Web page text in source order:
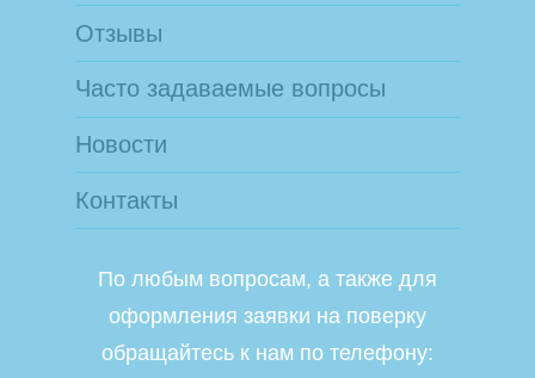
Отзывы
Часто задаваемые вопросы
Новости
Контакты
По любым вопросам, а также для
оформления заявки на поверку
обращайтесь к нам по телефону: